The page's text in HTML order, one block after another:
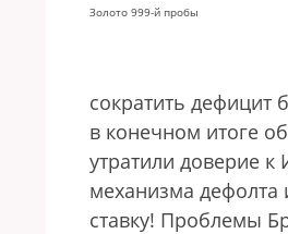
Золото 999-й пробы
сократить дефицит
в конечном итоге
утратили доверие
механизма дефолта
ставку! Проблемы